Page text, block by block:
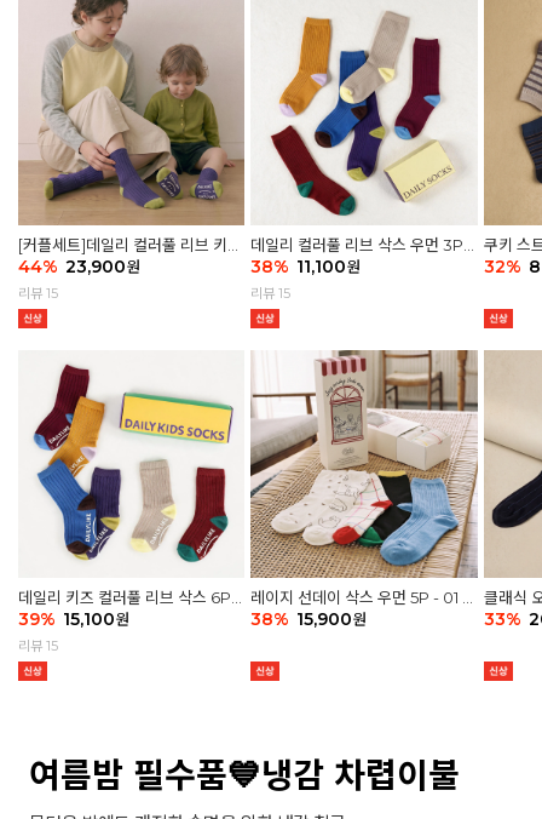
[커플세트]데일리 컬러풀 리브 키즈
6P & 우먼3P 삭스세트
44% 23,900원
리뷰 15
데일리 컬러풀 리브 삭스 우먼 3P
세트
38% 11,100원
리뷰 15
데일리 키즈 컬러풀 리브 삭스 6P -
03 세트
39% 15,100원
리뷰 15
레이지 선데이 삭스 우먼 5P - 01 G
athering
38% 15,900원
쿠키 스
32%
클래식
세트
33%
여름밤 필수품💙냉감 차렵이불